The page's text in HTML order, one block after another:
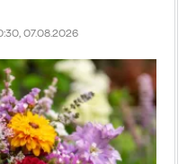
07.08.2026